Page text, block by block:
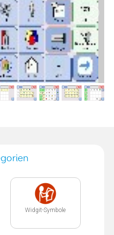
Widgit-Symbole